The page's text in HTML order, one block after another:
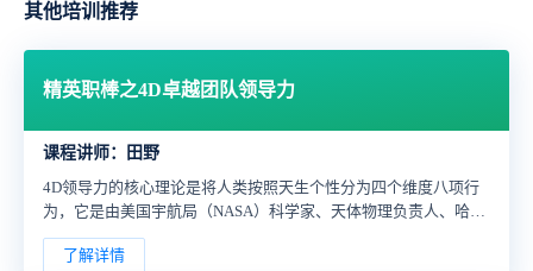
其他培训推荐
精英职棒之4D卓越团队领导力
课程讲师：田野
4D领导力的核心理论是将人类按照天生个性分为四个维度八项行
为，它是由美国宇航局（NASA）科学家、天体物理负责人、哈勃
望远镜项目负责人查理·勒佩林博士以卡尔·荣格的理论为基础，用
科学的方式，测评报告研发出来的一套完整的体系。
了解详情